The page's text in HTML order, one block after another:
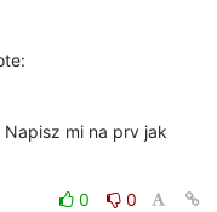
mi na prv jak
0
0